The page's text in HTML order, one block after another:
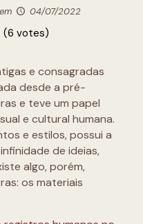
em 04/07/2022
(6 votes)
e consagradas
desde a pré-
e teve um papel
e cultural humana.
e estilos, possui a
de ideias,
algo, porém,
os materiais